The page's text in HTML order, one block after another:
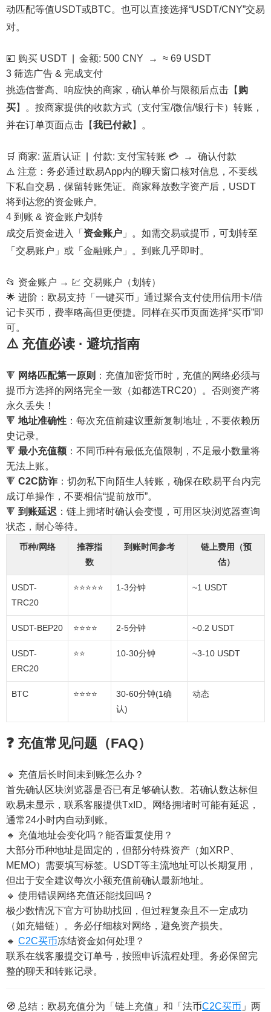
动匹配等值USDT或BTC。也可以直接选择“USDT/CNY”交易
对。
💴 购买 USDT | 金额: 500 CNY → ≈ 69 USDT
3 筛选广告 & 完成支付
挑选信誉高、响应快的商家，确认单价与限额后点击【 购
买】。按商家提供的收款方式（支付宝/微信/银行卡）转账，
并在订单页面点击【我已付款】。
🛒 商家: 蓝盾认证 | 付款: 支付宝转账 💳 → 确认付款
⚠️ 注意：务必通过欧易App内的聊天窗口核对信息，不要线
下私自交易，保留转账凭证。商家释放数字资产后，USDT
将到达您的资金账户。
4 到账 & 资金账户划转
成交后资金进入「 资金账户 」。如需交易或提币，可划转至
「交易账户」或「金融账户」。到账几乎即时。
📂 资金账户 → 💹 交易账户（划转）
🌟 进阶：欧易支持「一键买币」通过聚合支付使用信用卡/借
记卡买币，费率略高但更便捷。同样在买币页面选择“买币”即
可。
⚠️ 充值必读 · 避坑指南
🔻 网络匹配第一原则 ：充值加密货币时，充值的网络必须与
提币方选择的网络完全一致（如都选TRC20）。否则资产将
永久丢失！
🔻 地址准确性 ：每次充值前建议重新复制地址，不要依赖历
史记录。
🔻 最小充值额 ：不同币种有最低充值限制，不足最小数量将
无法上账。
🔻 C2C防诈 ：切勿私下向陌生人转账，确保在欧易平台内完
成订单操作，不要相信“提前放币”。
🔻 到账延迟 ：链上拥堵时确认会变慢，可用区块浏览器查询
状态，耐心等待。
币种/网络
推荐指
数
到账时间参考
链上费用（预
估）
USDT-
TRC20
⭐⭐⭐⭐⭐ 1-3分钟 ~1 USDT
USDT-BEP20 ⭐⭐⭐⭐ 2-5分钟 ~0.2 USDT
USDT-
ERC20
⭐⭐ 10-30分钟 ~3-10 USDT
BTC ⭐⭐⭐⭐
30-60分钟(1确
认)
动态
❓ 充值常见问题（FAQ）
🔸 充值后长时间未到账怎么办？
首先确认区块浏览器是否已有足够确认数。若确认数达标但
欧易未显示，联系客服提供TxID。网络拥堵时可能有延迟，
通常24小时内自动到账。
🔸 充值地址会变化吗？能否重复使用？
大部分币种地址是固定的，但部分特殊资产（如XRP、
MEMO）需要填写标签。USDT等主流地址可以长期复用，
但出于安全建议每次小额充值前确认最新地址。
🔸 使用错误网络充值还能找回吗？
极少数情况下官方可协助找回，但过程复杂且不一定成功
（如充错链）。务必仔细核对网络，避免资产损失。
🔸 C2C买币冻结资金如何处理？
联系在线客服提交订单号，按照申诉流程处理。务必保留完
整的聊天和转账记录。
🧭 总结：欧易充值分为「链上充值」和「法币C2C买币 」两